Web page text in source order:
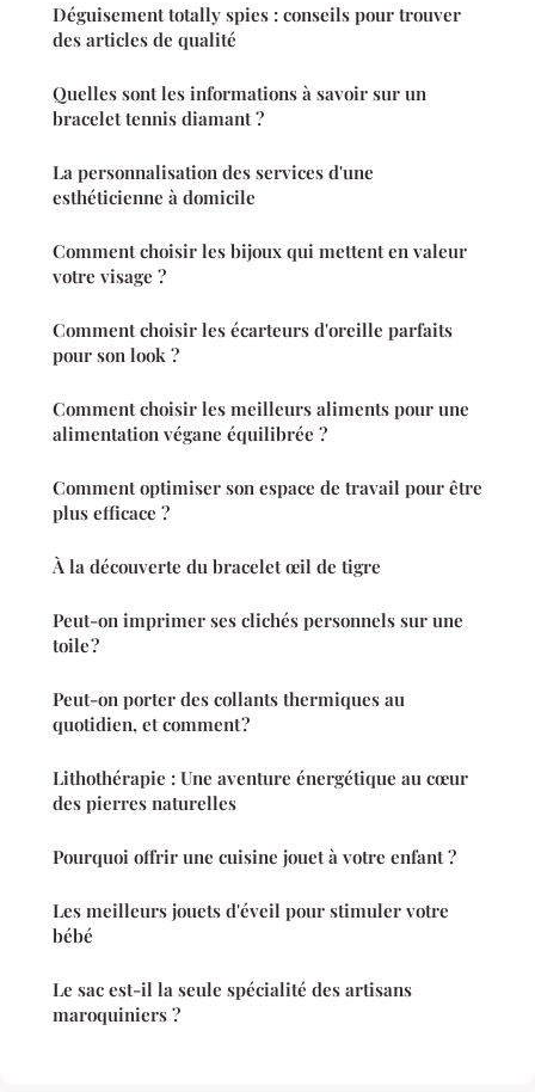
Déguisement totally spies : conseils pour trouver
des articles de qualité
Quelles sont les informations à savoir sur un
bracelet tennis diamant ?
La personnalisation des services d'une
esthéticienne à domicile
Comment choisir les bijoux qui mettent en valeur
votre visage ?
Comment choisir les écarteurs d'oreille parfaits
pour son look ?
Comment choisir les meilleurs aliments pour une
alimentation végane équilibrée ?
Comment optimiser son espace de travail pour être
plus efficace ?
À la découverte du bracelet œil de tigre
Peut-on imprimer ses clichés personnels sur une
toile ?
Peut-on porter des collants thermiques au
quotidien, et comment ?
Lithothérapie : Une aventure énergétique au cœur
des pierres naturelles
Pourquoi offrir une cuisine jouet à votre enfant ?
Les meilleurs jouets d'éveil pour stimuler votre
bébé
Le sac est-il la seule spécialité des artisans
maroquiniers ?